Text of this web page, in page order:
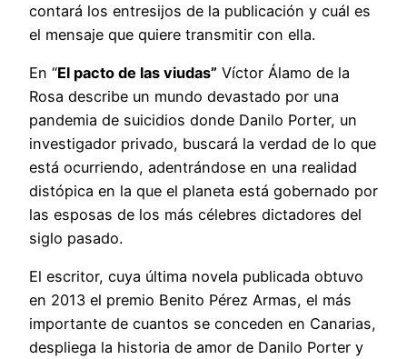
contará los entresijos de la publicación y cuál es
el mensaje que quiere transmitir con ella.
En “El pacto de las viudas” Víctor Álamo de la
Rosa describe un mundo devastado por una
pandemia de suicidios donde Danilo Porter, un
investigador privado, buscará la verdad de lo que
está ocurriendo, adentrándose en una realidad
distópica en la que el planeta está gobernado por
las esposas de los más célebres dictadores del
siglo pasado.
El escritor, cuya última novela publicada obtuvo
en 2013 el premio Benito Pérez Armas, el más
importante de cuantos se conceden en Canarias,
despliega la historia de amor de Danilo Porter y